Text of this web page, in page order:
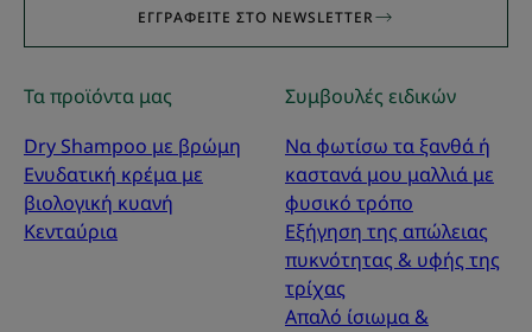
ΕΓΓΡΑΦΕΊΤΕ ΣΤΟ NEWSLETTER
Τα προϊόντα μας
Dry Shampoo με βρώμη
Ενυδατική κρέμα με
βιολογική κυανή
Κενταύρια
Συμβουλές ειδικών
Να φωτίσω τα ξανθά ή
καστανά μου μαλλιά με
φυσικό τρόπο
Εξήγηση της απώλειας
πυκνότητας & υφής της
τρίχας
Απαλό ίσιωμα &